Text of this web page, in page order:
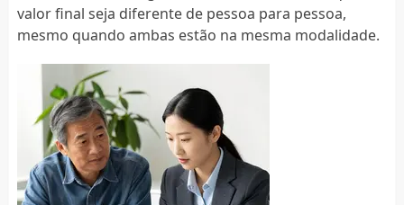
valor final seja diferente de pessoa para pessoa,
mesmo quando ambas estão na mesma modalidade.